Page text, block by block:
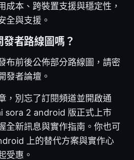
成本、跨裝置支援與穩定性，
全與支援。
者路線圖嗎？
布前後公佈部分路線圖，請密
發者論壇。
，別忘了訂閱頻道並開啟通
sora 2 android 版正式上市
全新訊息與實作指南。你也可
上的替代方案與實作心
受惠。